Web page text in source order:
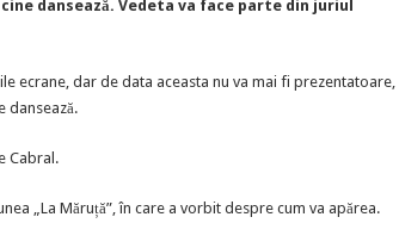
dansează. Vedeta va face parte din juriul
ecrane, dar de data aceasta nu va mai fi prezentatoare,
dansează.
Cabral.
„La Măruță”, în care a vorbit despre cum va apărea.